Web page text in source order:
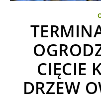
CIĘCIE
DRZEW